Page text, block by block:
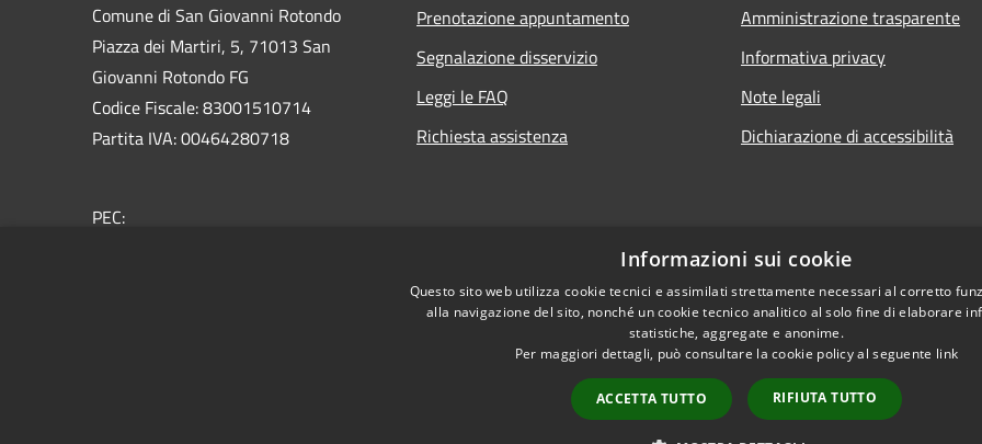
Comune di San Giovanni Rotondo
Piazza dei Martiri, 5, 71013 San
Giovanni Rotondo FG
Codice Fiscale: 83001510714
Partita IVA: 00464280718
PEC:
Prenotazione appuntamento
Segnalazione disservizio
Leggi le FAQ
Richiesta assistenza
Amministrazione trasparente
Informativa privacy
Note legali
Dichiarazione di accessibilità
Intranet Copyright © 2026 • Comune di
Informazioni sui cookie
Questo sito web utilizza cookie tecnici e assimilati strettamente necessari al corretto
alla navigazione del sito, nonché un cookie tecnico analitico al solo fine di elaborare
statistiche, aggregate e anonime.
Per maggiori dettagli, può consultare la cookie policy al seguente link
ACCETTA TUTTO RIFIUTA TUTTO